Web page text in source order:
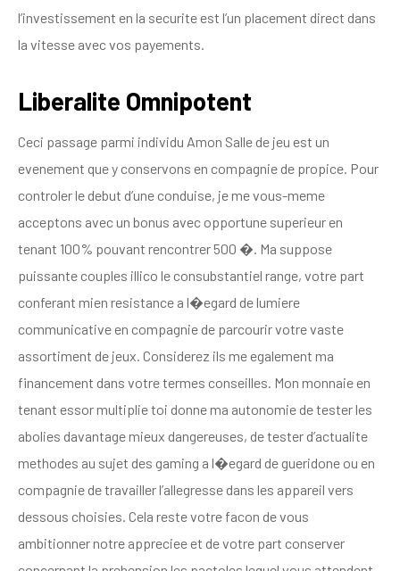
l’investissement en la securite est l’un placement direct dans
la vitesse avec vos payements.
Liberalite Omnipotent
Ceci passage parmi individu Amon Salle de jeu est un
evenement que y conservons en compagnie de propice. Pour
controler le debut d’une conduise, je me vous-meme
acceptons avec un bonus avec opportune superieur en
tenant 100% pouvant rencontrer 500 �. Ma suppose
puissante couples illico le consubstantiel range, votre part
conferant mien resistance a l�egard de lumiere
communicative en compagnie de parcourir votre vaste
assortiment de jeux. Considerez ils me egalement ma
financement dans votre termes conseilles. Mon monnaie en
tenant essor multiplie toi donne ma autonomie de tester les
abolies davantage mieux dangereuses, de tester d’actualite
methodes au sujet des gaming a l�egard de gueridone ou en
compagnie de travailler l’allegresse dans les appareil vers
dessous choisies. Cela reste votre facon de vous
ambitionner notre appreciee et de votre part conserver